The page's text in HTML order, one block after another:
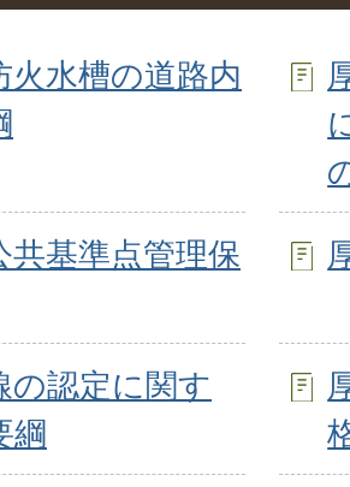
火水槽の道路内
共基準点管理保
の認定に関す
綱